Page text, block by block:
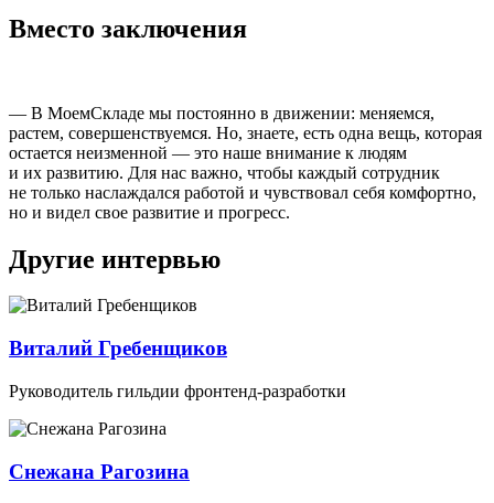
Вместо заключения
— В МоемСкладе мы постоянно в движении: меняемся,
растем, совершенствуемся. Но, знаете, есть одна вещь, которая
остается неизменной — это наше внимание к людям
и их развитию. Для нас важно, чтобы каждый сотрудник
не только наслаждался работой и чувствовал себя комфортно,
но и видел свое развитие и прогресс.
Другие интервью
Виталий Гребенщиков
Руководитель гильдии фронтенд-разработки
Снежана Рагозина